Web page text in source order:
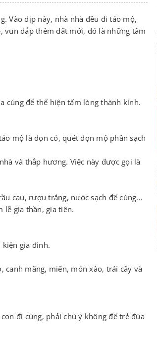
Vào dịp này, nhà nhà đều đi tảo mộ,
vun đắp thêm đất mới, đó là những tâm
cúng để thể hiện tấm lòng thành kính.
mộ là dọn cỏ, quét dọn mộ phần sạch
và thắp hương. Việc này được gọi là
cau, rượu trắng, nước sạch để cúng...
lễ gia thần, gia tiên.
gia đình.
canh măng, miến, món xào, trái cây và
đi cùng, phải chú ý không để trẻ đùa